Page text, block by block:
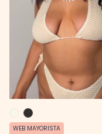
WEB MAYORISTA